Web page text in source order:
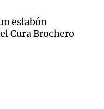
eslabón
Cura Brochero